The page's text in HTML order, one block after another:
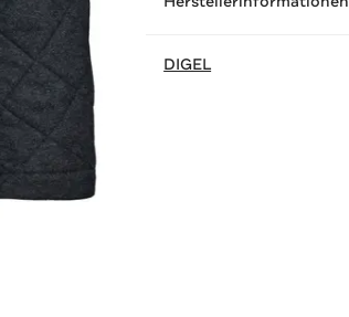
DIGEL